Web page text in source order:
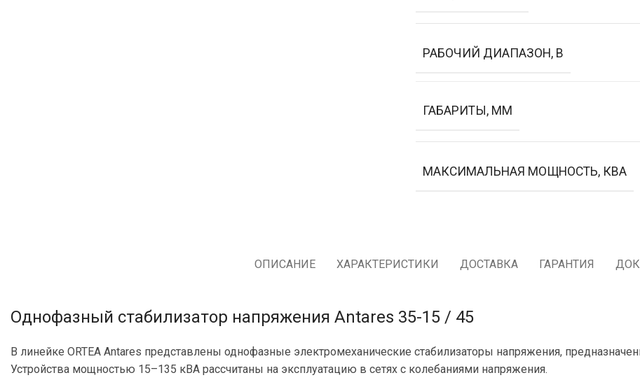
РАБОЧИЙ ДИАПАЗОН, В
ГАБАРИТЫ, ММ
МАКСИМАЛЬНАЯ МОЩНОСТЬ, КВА
ОПИСАНИЕ ХАРАКТЕРИСТИКИ ДОСТАВКА ГАРАНТИЯ
Однофазный стабилизатор напряжения Antares 35-15 / 45
В линейке ORTEA Antares представлены однофазные электромеханические стабилизаторы напряжения,
Устройства мощностью 15–135 кВА рассчитаны на эксплуатацию в сетях с колебаниями напряжения.